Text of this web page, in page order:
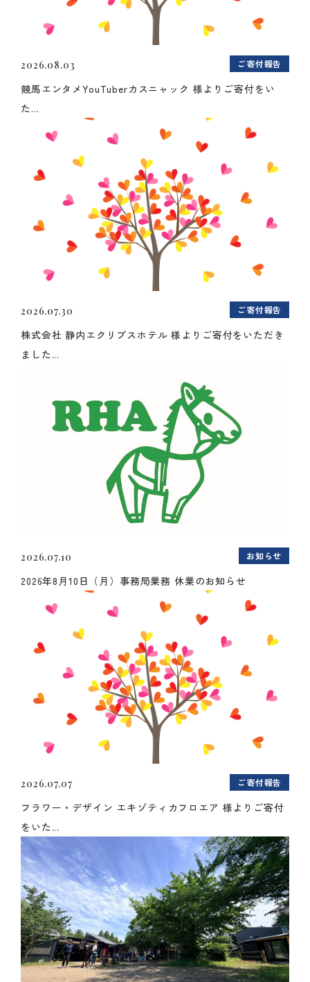
2026.08.03 ご寄付報告
競馬エンタメYouTuberカスニャック 様よりご寄付をい
た...
2026.07.30 ご寄付報告
株式会社 静内エクリプスホテル 様よりご寄付をいただき
ました...
2026.07.10 お知らせ
2026年8月10日（月）事務局業務 休業のお知らせ
2026.07.07 ご寄付報告
フラワー・デザイン エキゾティカフロエア 様よりご寄付
をいた...